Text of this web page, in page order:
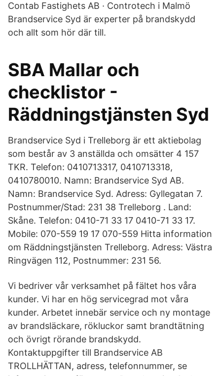
Contab Fastighets AB · Controtech i Malmö
Brandservice Syd är experter på brandskydd
och allt som hör där till.
SBA Mallar och
checklistor -
Räddningstjänsten Syd
Brandservice Syd i Trelleborg är ett aktiebolag
som består av 3 anställda och omsätter 4 157
TKR. Telefon: 0410713317, 0410713318,
0410780010. Namn: Brandservice Syd AB.
Namn: Brandservice Syd. Adress: Gyllegatan 7.
Postnummer/Stad: 231 38 Trelleborg . Land:
Skåne. Telefon: 0410-71 33 17 0410-71 33 17.
Mobile: 070-559 19 17 070-559 Hitta information
om Räddningstjänsten Trelleborg. Adress: Västra
Ringvägen 112, Postnummer: 231 56.
Vi bedriver vår verksamhet på fältet hos våra
kunder. Vi har en hög servicegrad mot våra
kunder. Arbetet innebär service och ny montage
av brandsläckare, rökluckor samt brandtätning
och övrigt rörande brandskydd.
Kontaktuppgifter till Brandservice AB
TROLLHÄTTAN, adress, telefonnummer, se